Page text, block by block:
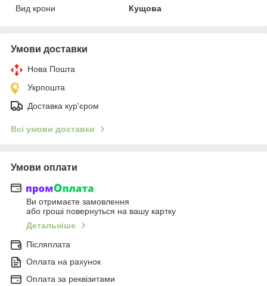
Вид крони
Кущова
Умови доставки
Нова Пошта
Укрпошта
Доставка кур'єром
Всі умови доставки
Умови оплати
Ви отримаєте замовлення
або гроші повернуться на вашу картку
Детальніше
Післяплата
Оплата на рахунок
Оплата за реквізитами